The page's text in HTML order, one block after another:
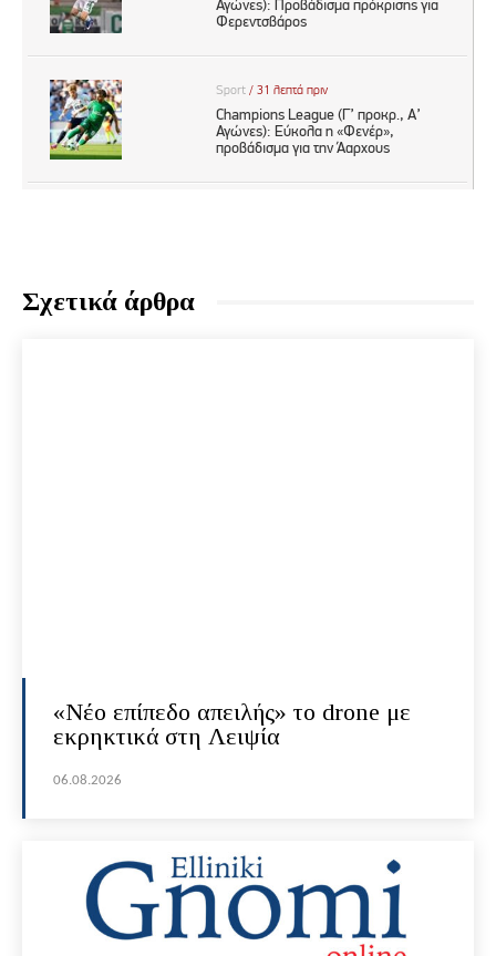
Σχετικά άρθρα
«Νέο επίπεδο απειλής» το drone με
εκρηκτικά στη Λειψία
06.08.2026